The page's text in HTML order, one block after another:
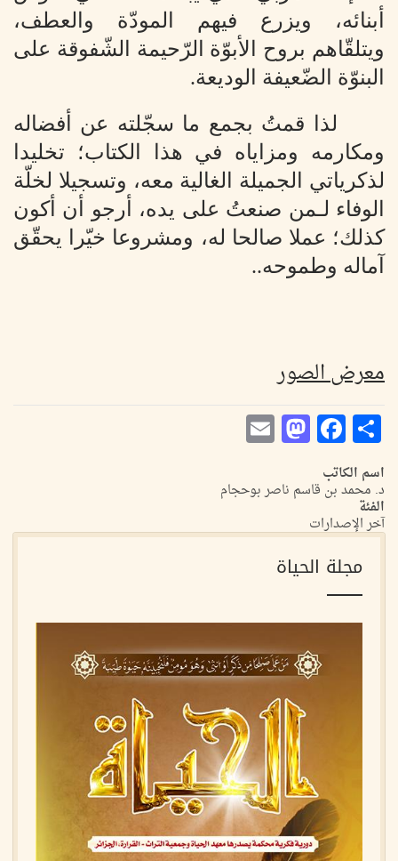
أبنائه، ويزرع فيهم المودّة والعطف،
ويتلقّاهم بروح الأبوّة الرّحيمة الشّفوقة على
البنوّة الضّعيفة الوديعة.
لذا قمتُ بجمع ما سجّلته عن أفضاله
ومكارمه ومزاياه في هذا الكتاب؛ تخليدا
لذكرياتي الجميلة الغالية معه، وتسجيلا لخلّة
الوفاء لـمن صنعتُ على يده، أرجو أن أكون
كذلك؛ عملا صالحا له، ومشروعا خيّرا يحقّق
آماله وطموحه..
معرض الصور
Share
Facebook
Mastodon
اسم الكاتب
د. محمد بن قاسم ناصر بوحجام
الفئة
آخر الإصدارات
مجلة الحياة